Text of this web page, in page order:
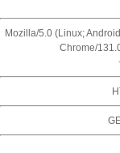
Mozilla/5.0 (Linux;
Chrome/